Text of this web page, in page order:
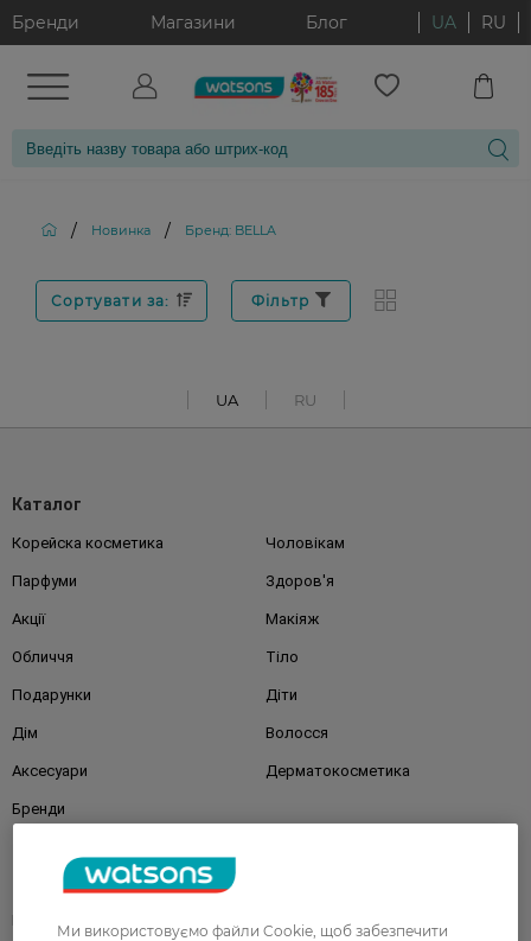
Бренди Магазини Блог UA RU
/ Новинка / Бренд: BELLA
Сортувати за: Фільтр
UA RU
Каталог
Корейска косметика Чоловікам
Парфуми Здоров'я
Акції Макіяж
Обличчя Тіло
Подарунки Діти
Дім Волосся
Аксесуари Дерматокосметика
Бренди
Клієнтам
Магазини
Ми використовуємо файли Cookie, щоб забезпечити